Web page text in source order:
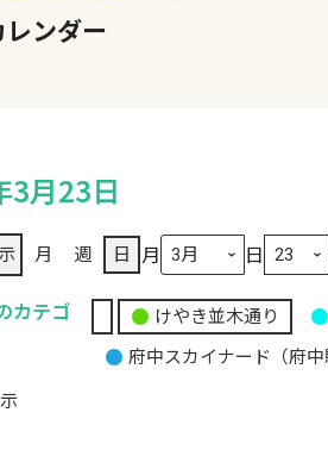
ンダー
3月23日
月 週 日 月 日
カテゴ
無
題
けやき並木通り
府中スカイナード（府中